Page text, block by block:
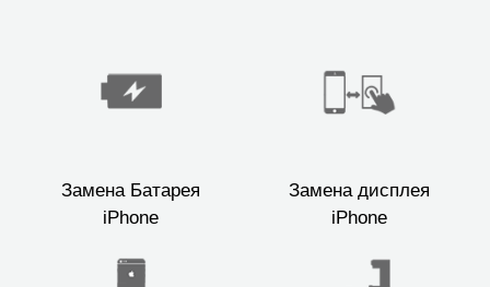
Замена Батарея
iPhone
Замена дисплея
iPhone